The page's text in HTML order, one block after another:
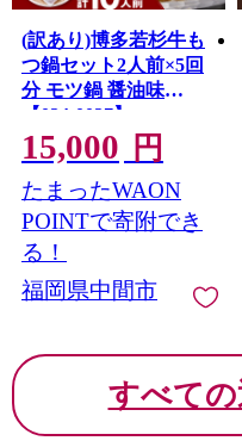
(訳あり)博多若杉牛も
つ鍋セット2人前×5回
分 モツ鍋 醤油味
【024-0027】
15,000 円
たまったWAON
POINTで寄附でき
る！
福岡県中間市
すべて